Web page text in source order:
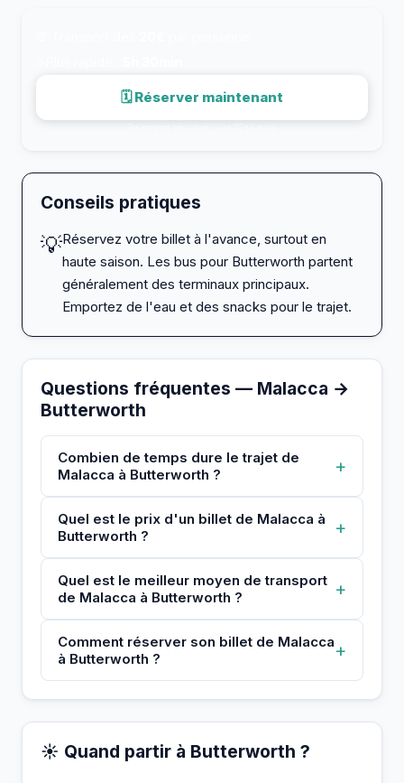
🗓 Réserver maintenant
Conseils pratiques
💡Réservez votre billet à l'avance, surtout en
haute saison. Les bus pour Butterworth partent
généralement des terminaux principaux.
Emportez de l'eau et des snacks pour le trajet.
Questions fréquentes — Malacca →
Butterworth
Combien de temps dure le trajet de
Malacca à Butterworth ?
+
Quel est le prix d'un billet de Malacca à
Butterworth ?
+
Quel est le meilleur moyen de transport
de Malacca à Butterworth ?
+
Comment réserver son billet de Malacca
à Butterworth ?
+
☀️ Quand partir à Butterworth ?